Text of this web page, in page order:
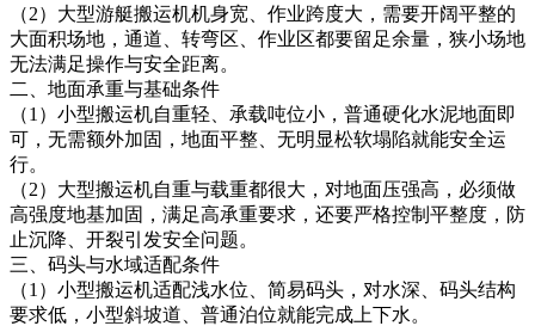
（2）大型游艇搬运机机身宽、作业跨度大，需要开阔平整的
大面积场地，通道、转弯区、作业区都要留足余量，狭小场地
无法满足操作与安全距离。
二、地面承重与基础条件
（1）小型搬运机自重轻、承载吨位小，普通硬化水泥地面即
可，无需额外加固，地面平整、无明显松软塌陷就能安全运
行。
（2）大型搬运机自重与载重都很大，对地面压强高，必须做
高强度地基加固，满足高承重要求，还要严格控制平整度，防
止沉降、开裂引发安全问题。
三、码头与水域适配条件
（1）小型搬运机适配浅水位、简易码头，对水深、码头结构
要求低，小型斜坡道、普通泊位就能完成上下水。